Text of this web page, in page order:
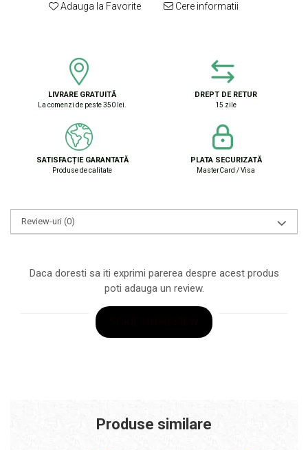
Adauga la Favorite Cere informatii
LIVRARE GRATUITĂ
La comenzi de peste 350 lei.
DREPT DE RETUR
15 zile
SATISFACȚIE GARANTATĂ
Produse de calitate
PLATA SECURIZATĂ
MasterCard / Visa
Review-uri (0)
Daca doresti sa iti exprimi parerea despre acest produs
poti adauga un review.
Produse similare